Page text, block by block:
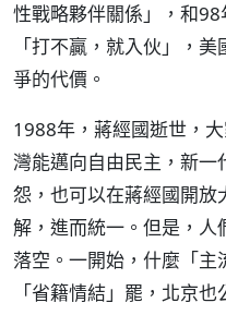
性戰略夥伴關係」，和98
「打不贏，就入伙」，
爭的代價。
1988年，蔣經國逝世，
灣能邁向自由民主，新一
怨，也可以在蔣經國開放
解，進而統一。但是，
落空。一開始，什麼「
「省籍情結」罷，北京